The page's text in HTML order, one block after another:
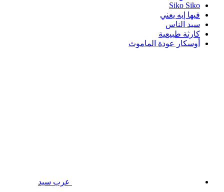
Siko Siko
فيها إيه يعني
سيد الناس
كارثة طبيعية
أوسكار عودة الماموث
عرب سيد